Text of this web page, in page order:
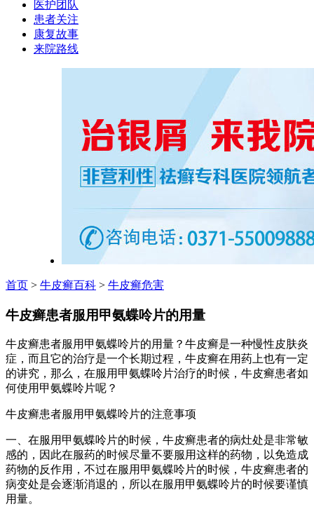
医护团队
患者关注
康复故事
来院路线
首页 > 牛皮癣百科 > 牛皮癣危害
牛皮癣患者服用甲氨蝶呤片的用量
牛皮癣患者服用甲氨蝶呤片的用量？牛皮癣是一种慢性皮肤炎
症，而且它的治疗是一个长期过程，牛皮癣在用药上也有一定
的讲究，那么，在服用甲氨蝶呤片治疗的时候，牛皮癣患者如
何使用甲氨蝶呤片呢？
牛皮癣患者服用甲氨蝶呤片的注意事项
一、在服用甲氨蝶呤片的时候，牛皮癣患者的病灶处是非常敏
感的，因此在服药的时候尽量不要服用这样的药物，以免造成
药物的反作用，不过在服用甲氨蝶呤片的时候，牛皮癣患者的
病变处是会逐渐消退的，所以在服用甲氨蝶呤片的时候要谨慎
用量。